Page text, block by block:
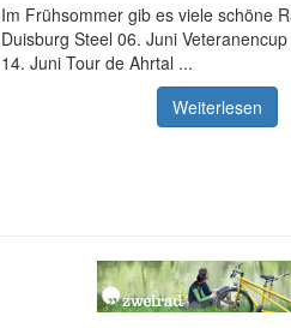
Im Frühsommer gib es viele schöne
Duisburg Steel 06. Juni
14. Juni Tour de Ahrtal ...
Weiterlesen